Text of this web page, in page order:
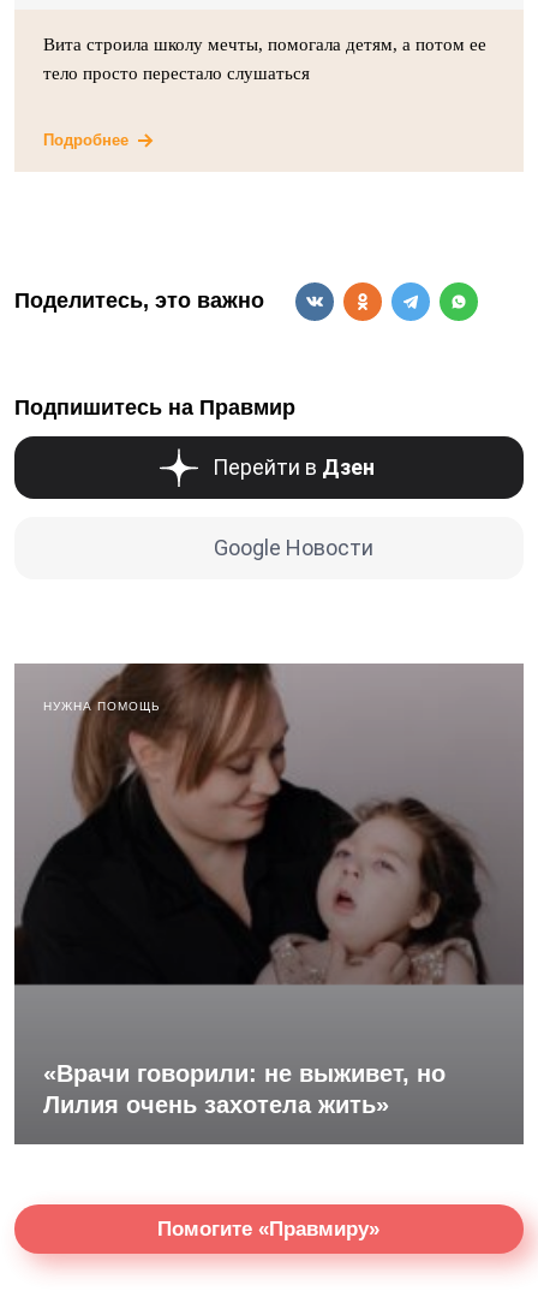
Вита строила школу мечты, помогала детям, а потом ее
тело просто перестало слушаться
Подробнее
Поделитесь, это важно
Подпишитесь на Правмир
Перейти в Дзен
Google Новости
НУЖНА ПОМОЩЬ
«Врачи говорили: не выживет, но
Лилия очень захотела жить»
Помогите «Правмиру»